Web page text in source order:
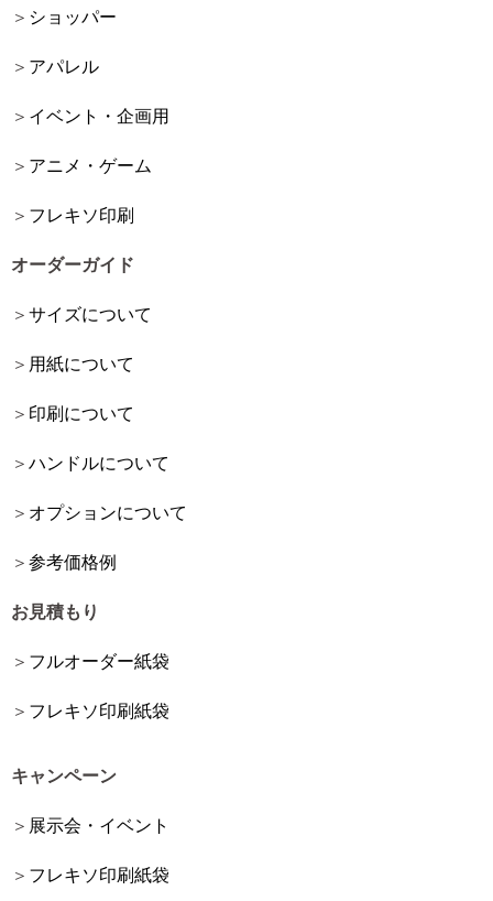
ショッパー
アパレル
イベント・企画用
アニメ・ゲーム
フレキソ印刷
オーダーガイド
サイズについて
用紙について
印刷について
ハンドルについて
オプションについて
参考価格例
お見積もり
フルオーダー紙袋
フレキソ印刷紙袋
キャンペーン
展示会・イベント
フレキソ印刷紙袋